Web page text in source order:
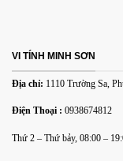
VI TÍNH MINH SƠN
Địa chỉ: 1110 Trường Sa,
Điện Thoại : 0938674812
Thứ 2 – Thứ bảy, 08:00 –